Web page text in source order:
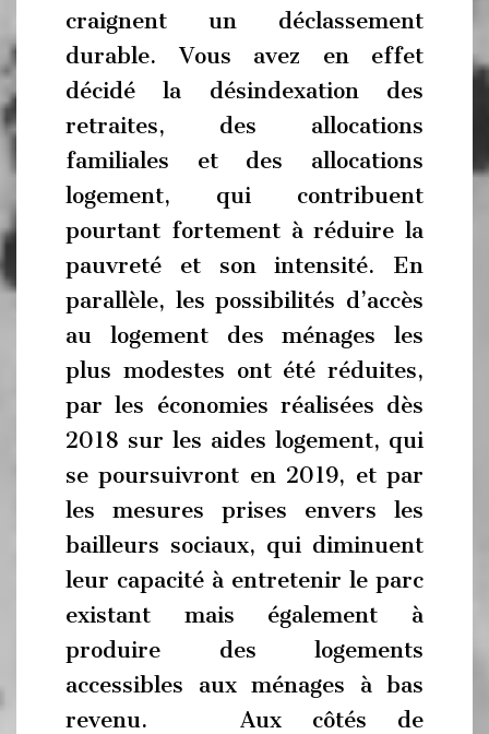
craignent un déclassement
durable. Vous avez en effet
décidé la désindexation des
retraites, des allocations
familiales et des allocations
logement, qui contribuent
pourtant fortement à réduire la
pauvreté et son intensité. En
parallèle, les possibilités d’accès
au logement des ménages les
plus modestes ont été réduites,
par les économies réalisées dès
2018 sur les aides logement, qui
se poursuivront en 2019, et par
les mesures prises envers les
bailleurs sociaux, qui diminuent
leur capacité à entretenir le parc
existant mais également à
produire des logements
accessibles aux ménages à bas
revenu. Aux côtés de